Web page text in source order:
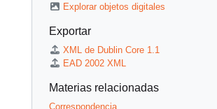
Explorar objetos digitales
Exportar
XML de Dublin Core 1.1
EAD 2002 XML
Materias relacionadas
Correspondencia